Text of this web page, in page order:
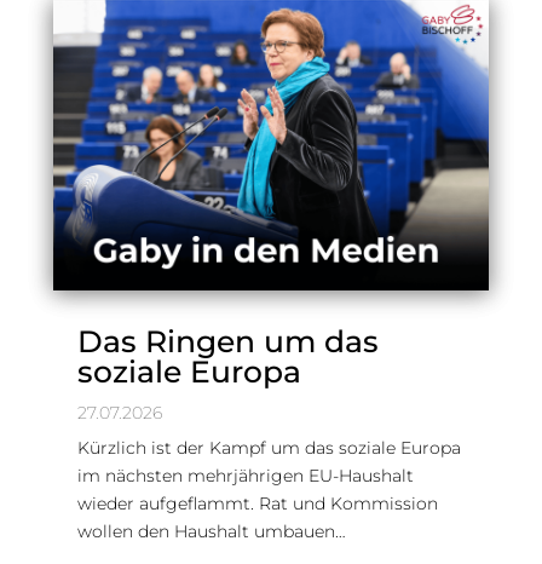
Das Ringen um das
soziale Europa
27.07.2026
Kürzlich ist der Kampf um das soziale Europa
im nächsten mehrjährigen EU-Haushalt
wieder aufgeflammt. Rat und Kommission
wollen den Haushalt umbauen…